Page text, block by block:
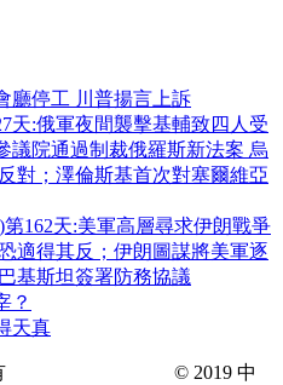
廳停工 川普揚言上訴
天:俄軍夜間襲擊基輔致四人受
議院通過制裁俄羅斯新法案 烏
對；澤倫斯基首次對塞爾維亞
162天:美軍高層尋求伊朗戰爭
適得其反；伊朗圖謀將美軍逐
基斯坦簽署防務協議
？
天真
© 2019 中